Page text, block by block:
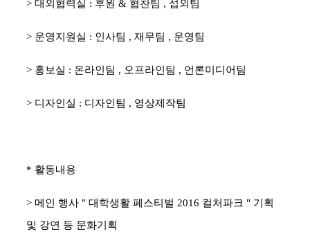
> 대외협력실 : 후원 & 협찬팀 , 섭외팀
> 운영지원실 : 인사팀 , 재무팀 , 운영팀
> 홍보실 : 온라인팀 , 오프라인팀 , 언론미디어팀
> 디자인실 : 디자인팀 , 영상제작팀
* 활동내용
> 메인 행사 " 대학생활 페스티벌 2016 컬처파크 " 기획
및 강연 등 문화기획